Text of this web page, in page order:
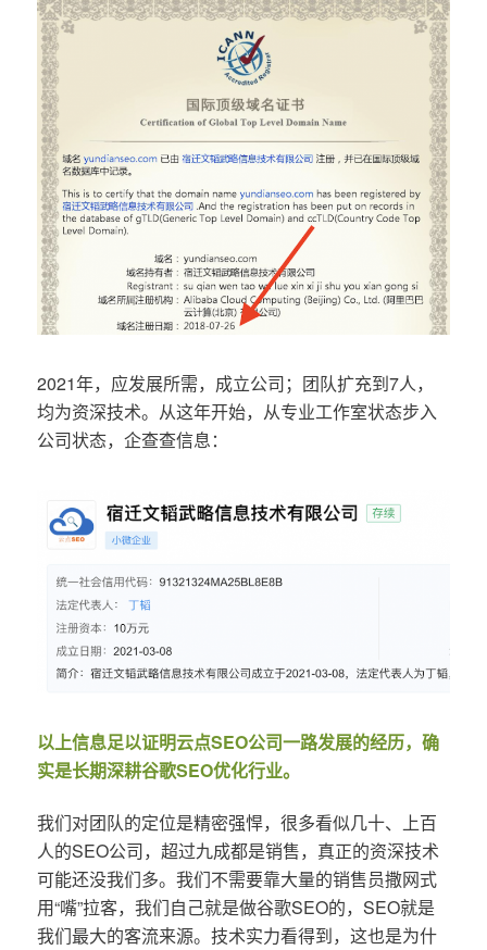
2021年，应发展所需，成立公司；团队扩充到7人，
均为资深技术。从这年开始，从专业工作室状态步入
公司状态，企查查信息：
以上信息足以证明云点SEO公司一路发展的经历，确
实是长期深耕谷歌SEO优化行业。
我们对团队的定位是精密强悍，很多看似几十、上百
人的SEO公司，超过九成都是销售，真正的资深技术
可能还没我们多。我们不需要靠大量的销售员撒网式
用“嘴”拉客，我们自己就是做谷歌SEO的，SEO就是
我们最大的客流来源。技术实力看得到，这也是为什